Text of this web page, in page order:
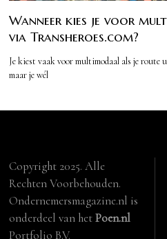
Wanneer kies je voor
via Transheroes.com?
Je kiest vaak voor multimodaal als je route
maar je wél
Copyright 2025. Alle
Rechten Voorbehouden.
Ondernemersmagazine.nl is
onderdeel van hetPoen.nl
Portfolio B.V.